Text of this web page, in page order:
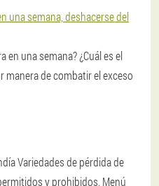
una semana, deshacerse del
en una semana? ¿Cuál es el
manera de combatir el exceso
Variedades de pérdida de
y prohibidos. Menú